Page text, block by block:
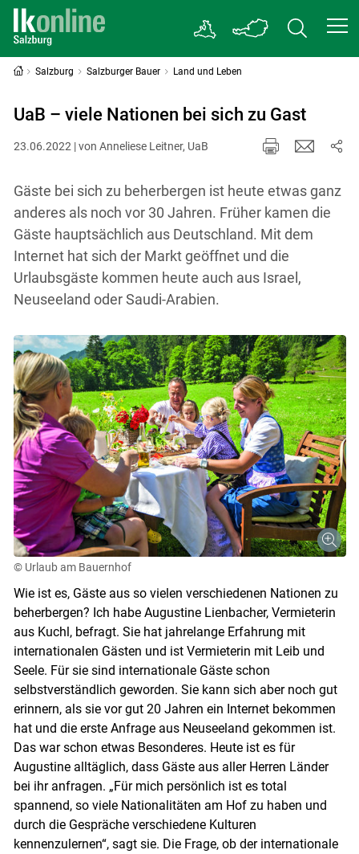
Skip to main content
Salzburg Salzburger Bauer Land und Leben
UaB – viele Nationen bei sich zu Gast
23.06.2022 | von Anneliese Leitner, UaB
Gäste bei sich zu beherbergen ist heute etwas ganz
anderes als noch vor 30 Jahren. Früher kamen die
Gäste hauptsächlich aus Deutschland. Mit dem
Internet hat sich der Markt geöffnet und die
Urlaubsgäste kommen heute auch aus Israel,
Neuseeland oder Saudi-Arabien.
© Urlaub am Bauernhof
Wie ist es, Gäste aus so vielen verschiedenen Nationen zu
beherbergen? Ich habe Augustine Lienbacher, Vermieterin
aus Kuchl, befragt. Sie hat jahrelange Erfahrung mit
internationalen Gästen und ist Vermieterin mit Leib und
Seele. Für sie sind internationale Gäste schon
selbstverständlich geworden. Sie kann sich aber noch gut
erinnern, als sie vor gut 20 Jahren ein Internet bekommen
hat und die erste Anfrage aus Neuseeland gekommen ist.
Das war schon etwas Besonderes. Heute ist es für
Augustine alltäglich, dass Gäste aus aller Herren Länder
bei ihr anfragen. „Für mich persönlich ist es total
spannend, so viele Nationalitäten am Hof zu haben und
durch die Gespräche verschiedene Kulturen
kennenzulernen“, sagt sie. Die Frage, ob der internationale